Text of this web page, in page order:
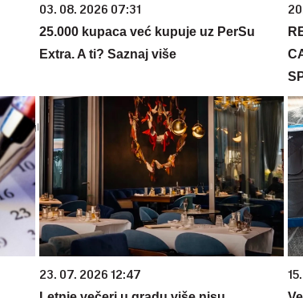
03. 08. 2026 07:31
25.000 kupaca već kupuje uz PerSu
Extra. A ti? Saznaj više
23. 07. 2026 12:47